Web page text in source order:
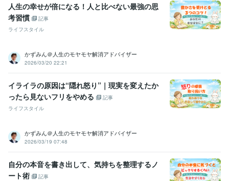
人生の幸せが倍になる！人と比べない最強の思
考習慣
記事
ライフスタイル
かずみん＠人生のモヤモヤ解消アドバイザー
2026/03/20 22:21
イライラの原因は“隠れ怒り”｜現実を変えたか
ったら見ないフリをやめる
記事
ライフスタイル
かずみん＠人生のモヤモヤ解消アドバイザー
2026/03/19 07:48
自分の本音を書き出して、気持ちを整理するノ
ート術
記事